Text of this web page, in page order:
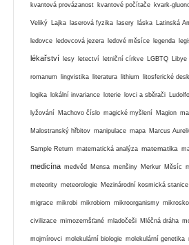
kvantová provázanost kvantové počítače kvark-
Veliký Lajka laserová fyzika lasery láska Latinská
ledovce ledovcová jezera ledové měsíce legenda
lékařství lesy letectví letniční církve LGBTQ Libye
romanum lingvistika literatura lithium litosferické
logika lokální invariance loterie lovci a sběrači
lyžování Machovo číslo magické myšlení Magion
Malostranský hřbitov manipulace mapa Marcus
Sample Return matematická analýza matematika
medicína medvěd Mensa menšiny Merkur Měsíc
meteority meteorologie Mezinárodní kosmická stanice
migrace mikrobi mikrobiom mikroorganismy
civilizace mimozemšťané mladočeši Mléčná dráha
mojmírovci molekulární biologie molekulární genetika